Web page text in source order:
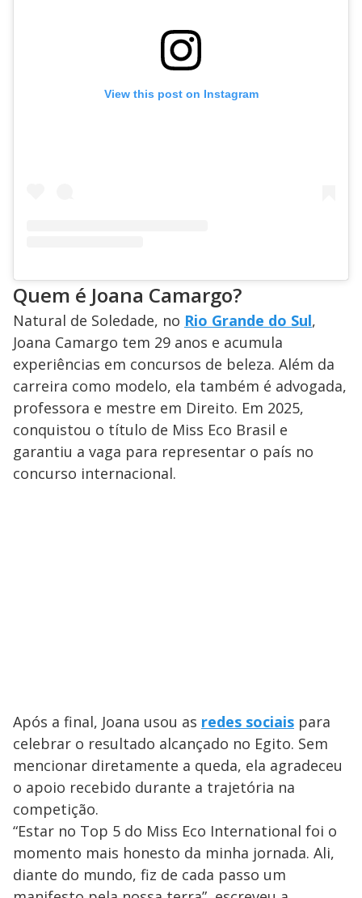
View this post on Instagram
Quem é Joana Camargo?
Natural de Soledade, no Rio Grande do Sul,
Joana Camargo tem 29 anos e acumula
experiências em concursos de beleza. Além da
carreira como modelo, ela também é advogada,
professora e mestre em Direito. Em 2025,
conquistou o título de Miss Eco Brasil e
garantiu a vaga para representar o país no
concurso internacional.
Após a final, Joana usou as redes sociais para
celebrar o resultado alcançado no Egito. Sem
mencionar diretamente a queda, ela agradeceu
o apoio recebido durante a trajetória na
competição.
“Estar no Top 5 do Miss Eco International foi o
momento mais honesto da minha jornada. Ali,
diante do mundo, fiz de cada passo um